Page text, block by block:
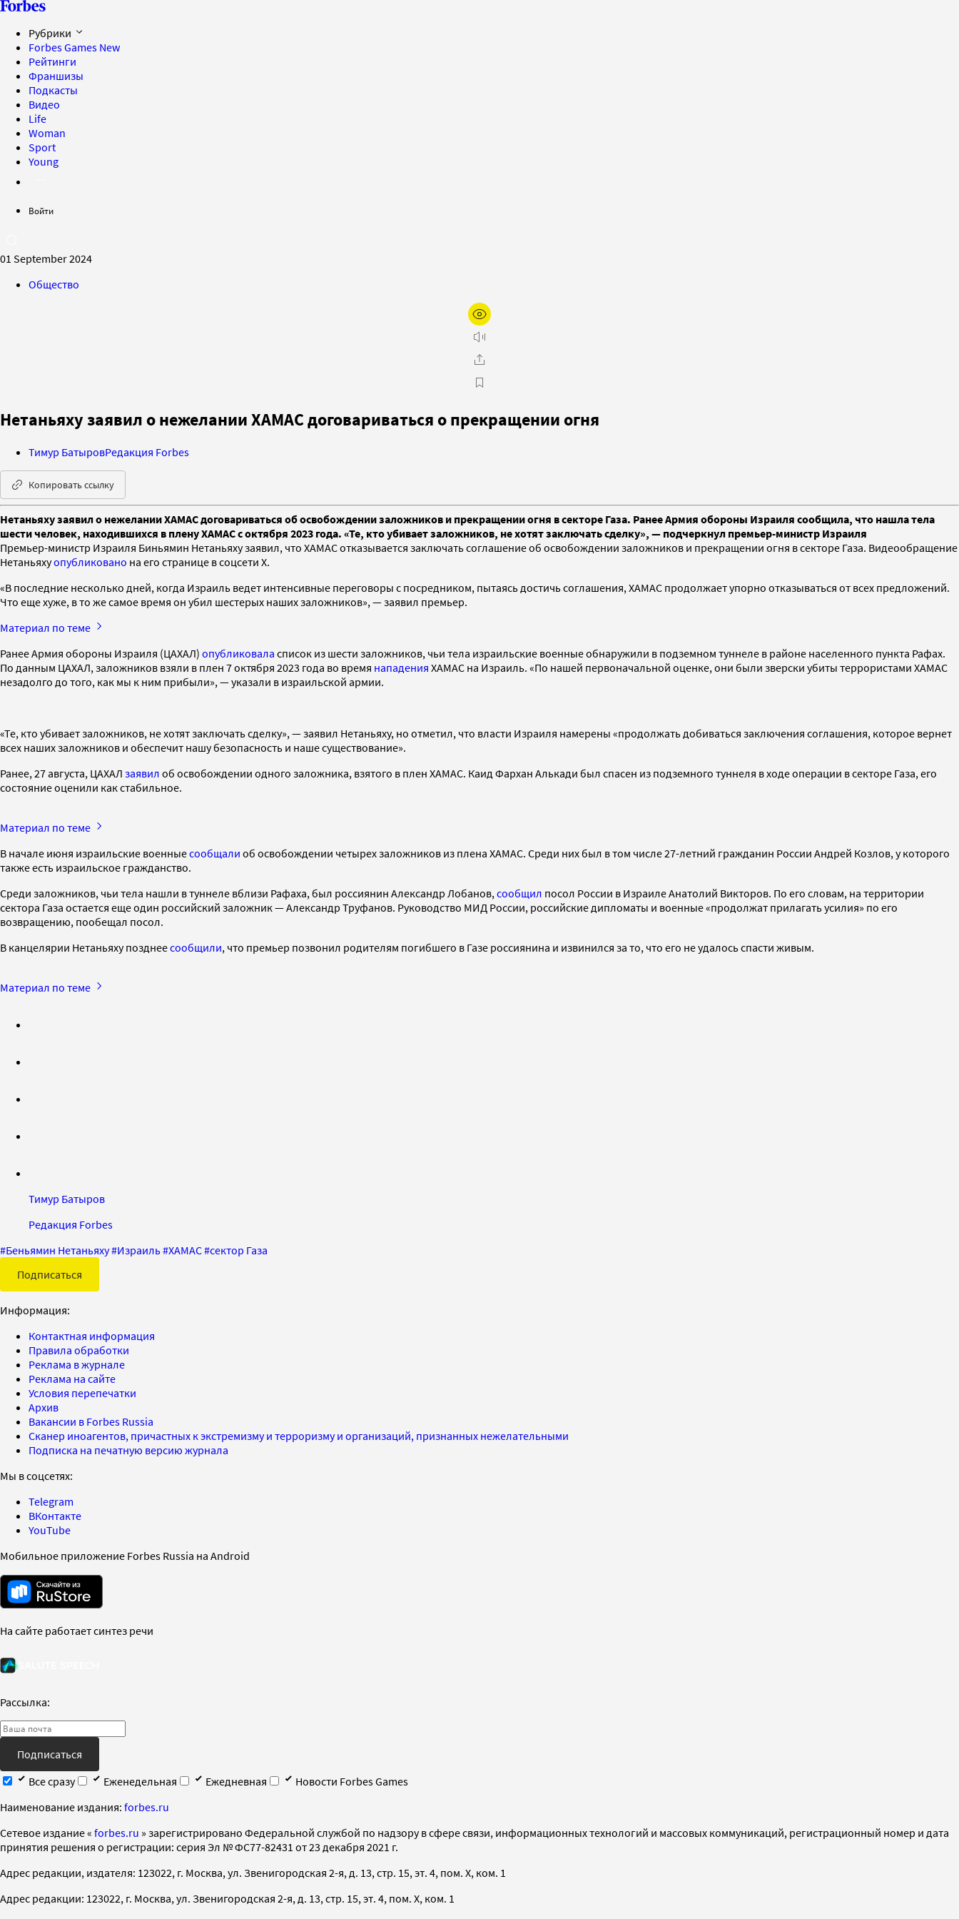
Рубрики
Forbes Games New
Рейтинги
Франшизы
Подкасты
Видео
Life
Woman
Sport
Young
Войти
01 September 2024
Общество
Нетаньяху заявил о нежелании ХАМАС договариваться о прекращении огня
Тимур БатыровРедакция Forbes
Копировать ссылку
Нетаньяху заявил о нежелании ХАМАС договариваться об освобождении заложников и прекращении огня в секторе Газа. Ранее Армия обороны Израиля сообщила, что нашла тела
шести человек, находившихся в плену ХАМАС с октября 2023 года. «Те, кто убивает заложников, не хотят заключать сделку», — подчеркнул премьер-министр Израиля
Премьер-министр Израиля Биньямин Нетаньяху заявил, что ХАМАС отказывается заключать соглашение об освобождении заложников и прекращении огня в секторе Газа. Видеообращение
Нетаньяхуопубликовано на его странице в соцсети X.
«В последние несколько дней, когда Израиль ведет интенсивные переговоры с посредником, пытаясь достичь соглашения, ХАМАС продолжает упорно отказываться от всех предложений.
Что еще хуже, в то же самое время он убил шестерых наших заложников», — заявил премьер.
Материал по теме
Ранее Армия обороны Израиля (ЦАХАЛ) опубликовала список из шести заложников, чьи тела израильские военные обнаружили в подземном туннеле в районе населенного пункта Рафах.
По данным ЦАХАЛ, заложников взяли в плен 7 октября 2023 года во время нападения ХАМАС на Израиль. «По нашей первоначальной оценке, они были зверски убиты террористами ХАМАС
незадолго до того, как мы к ним прибыли», — указали в израильской армии.
«Те, кто убивает заложников, не хотят заключать сделку», — заявил Нетаньяху, но отметил, что власти Израиля намерены «продолжать добиваться заключения соглашения, которое вернет
всех наших заложников и обеспечит нашу безопасность и наше существование».
Ранее, 27 августа, ЦАХАЛ заявил об освобождении одного заложника, взятого в плен ХАМАС. Каид Фархан Алькади был спасен из подземного туннеля в ходе операции в секторе Газа, его
состояние оценили как стабильное.
Материал по теме
В начале июня израильские военныесообщали об освобождении четырех заложников из плена ХАМАС. Среди них был в том числе 27-летний гражданин России Андрей Козлов, у которого
также есть израильское гражданство.
Среди заложников, чьи тела нашли в туннеле вблизи Рафаха, был россиянин Александр Лобанов, сообщил посол России в Израиле Анатолий Викторов. По его словам, на территории
сектора Газа остается еще один российский заложник — Александр Труфанов. Руководство МИД России, российские дипломаты и военные «продолжат прилагать усилия» по его
возвращению, пообещал посол.
В канцелярии Нетаньяху позднеесообщили, что премьер позвонил родителям погибшего в Газе россиянина и извинился за то, что его не удалось спасти живым.
Материал по теме
Тимур Батыров
Редакция Forbes
#Беньямин Нетаньяху#Израиль#ХАМАС#сектор Газа
Подписаться
Информация:
Контактная информация
Правила обработки
Реклама в журнале
Реклама на сайте
Условия перепечатки
Архив
Вакансии в Forbes Russia
Сканер иноагентов, причастных к экстремизму и терроризму и организаций, признанных нежелательными
Подписка на печатную версию журнала
Мы в соцсетях:
Telegram
ВКонтакте
YouTube
Мобильное приложение Forbes Russia на Android
На сайте работает синтез речи
Рассылка:
Подписаться
Все сразу
Еженедельная Ежедневная
Новости Forbes Games
Наименование издания: forbes.ru
Cетевое издание « forbes.ru » зарегистрировано Федеральной службой по надзору в сфере связи, информационных технологий и массовых коммуникаций, регистрационный номер и дата
принятия решения о регистрации: серия Эл № ФС77-82431 от 23 декабря 2021 г.
Адрес редакции, издателя: 123022, г. Москва, ул. Звенигородская 2-я, д. 13, стр. 15, эт. 4, пом. X, ком. 1
Адрес редакции: 123022, г. Москва, ул. Звенигородская 2-я, д. 13, стр. 15, эт. 4, пом. X, ком. 1